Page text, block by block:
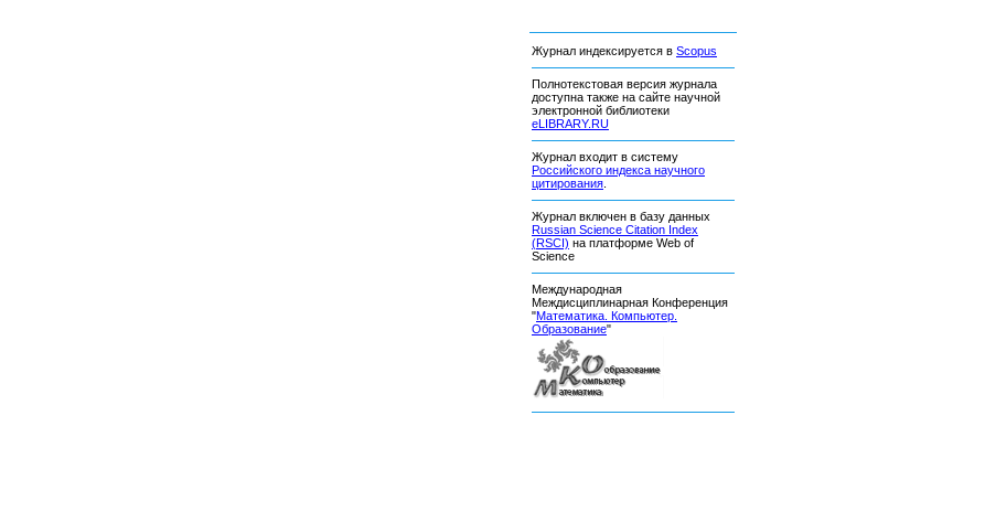
Журнал индексируется в Scopus
Полнотекстовая версия журнала
доступна также на сайте научной
электронной библиотеки
eLIBRARY.RU
Журнал входит в систему
Российского индекса научного
цитирования
Журнал включен в базу данных
Russian Science Citation Index
(RSCI) на платформе Web of
Science
Международная
Междисциплинарная Конференция
"Математика. Компьютер.
Образование"